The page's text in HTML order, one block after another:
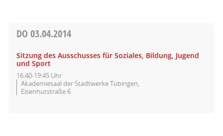
DO 03.04.2014
Sitzung des Ausschusses für Soziales, Bildung, Jugend
und Sport
16:40-19:45 Uhr
Akademiesaal der Stadtwerke Tübingen,
Eisenhutstraße 6